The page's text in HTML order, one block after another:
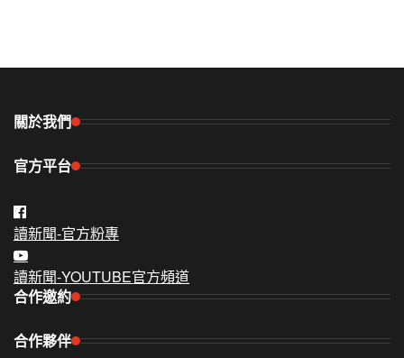
關於我們
官方平台
讀新聞-官方粉專
讀新聞-YOUTUBE官方頻道
合作邀約
合作夥伴